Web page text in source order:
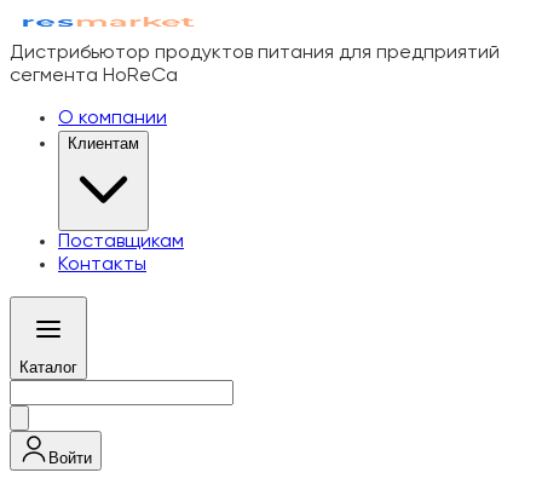
Дистрибьютор продуктов питания для предприятий
сегмента HoReCa
О компании
Клиентам
Поставщикам
Контакты
Каталог
Войти